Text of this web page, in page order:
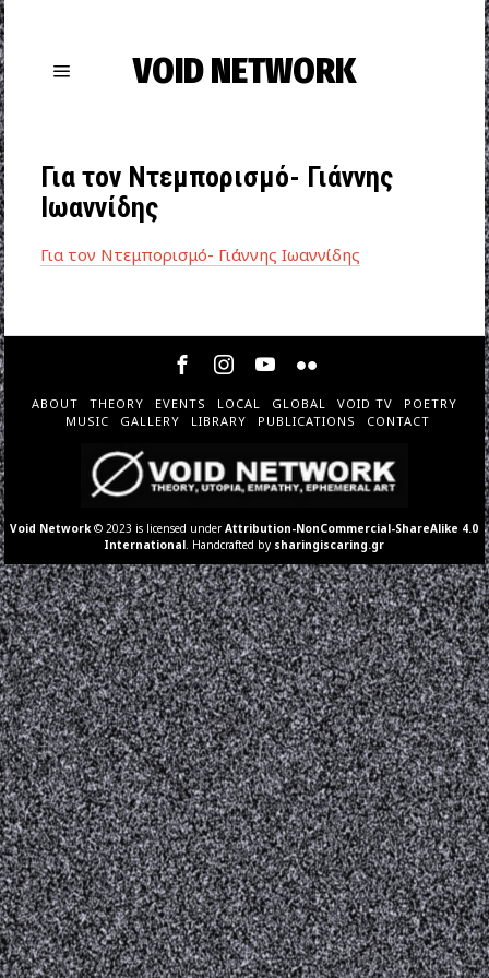
VOID NETWORK
Για τον Ντεμπορισμό- Γιάννης
Ιωαννίδης
Για τον Ντεμπορισμό- Γιάννης Ιωαννίδης
ABOUT THEORY EVENTS LOCAL GLOBAL VOID TV
POETRY
MUSIC
GALLERY LIBRARY PUBLICATIONS CONTACT
Void Network © 2023 is licensed underAttribution-NonCommercial-ShareAlike 4.0
International . Handcrafted by sharingiscaring.gr